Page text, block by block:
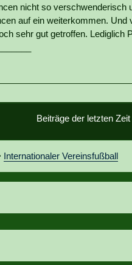
nicht so verschwenderisch
auf ein weiterkommen.
sehr gut getroffen. Lediglich
Beiträge der letzten
Internationaler Vereinsfußball